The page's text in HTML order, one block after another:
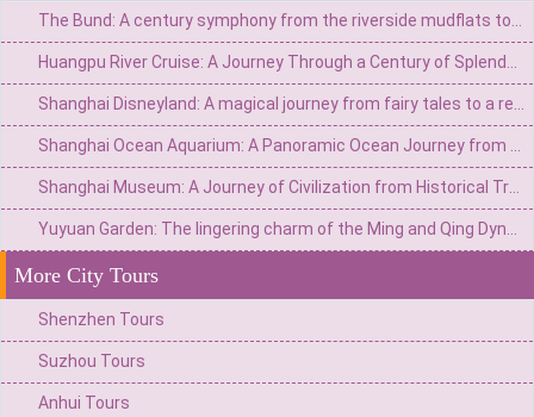
More City Tours
Shenzhen Tours
Suzhou Tours
Anhui Tours